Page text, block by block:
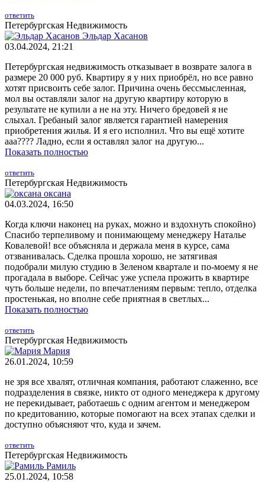
ответить
Петербургская Недвижимость
Эльдар Хасанов
03.04.2024, 21:21
Петербургская недвижимость отказывает в возврате залога в
размере 20 000 руб. Квартиру я у них приобрёл, но все равно
хотят присвоить себе залог. Причина очень бессмысленная,
мол вы оставляли залог на другую квартиру которую в
результате не купили а не на эту. Ничего бредовей я не
слыхал. Гребаный залог является гарантией намерения
приобретения жилья. И я его исполнил. Что вы ещё хотите
ааа???? Ладно, если я оставлял залог на другую...
Показать полностью
ответить
Петербургская Недвижимость
оксана
04.03.2024, 16:50
Когда ключи наконец на руках, можно и вздохнуть спокойно)
Спасибо терпеливому и понимающему менеджеру Наталье
Ковалевой! все объясняла и держала меня в курсе, сама
отзванивалась. Сделка прошла хорошо, не затягивая
подобрали милую студию в Зеленом квартале и по-моему я не
прогадала в выборе. Сейчас уже успела прожить в квартире
чуть больше недели, по впечатлениям первым: тепло, отделка
простенькая, но вполне себе приятная в светлых...
Показать полностью
ответить
Петербургская Недвижимость
Мария
26.01.2024, 10:59
не зря все хвалят, отличная компания, работают слаженно, все
подразделения в связке, никто от одного менеджера к другому
не перекидывает, работаешь с одним агентом и менеджером
по кредитованию, которые помогают на всех этапах сделки и
доступно объясняют что, куда и зачем.
ответить
Петербургская Недвижимость
Рамиль
25.01.2024, 10:58